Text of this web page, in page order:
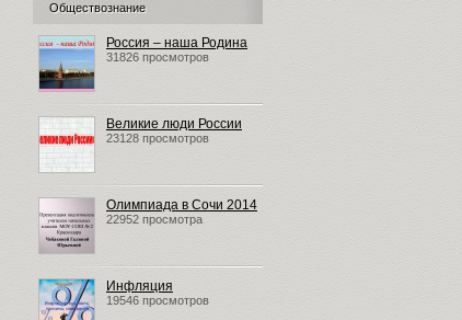
Обществознание
Россия – наша Родина
31826 просмотров
Великие люди России
23128 просмотров
Олимпиада в Сочи 2014
22952 просмотра
Инфляция
19546 просмотров